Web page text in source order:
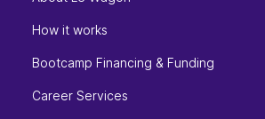
How it works
Bootcamp Financing & Funding
Career Services